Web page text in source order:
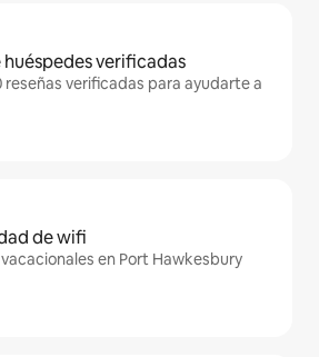
huéspedes verificadas
reseñas verificadas para ayudarte a
de wifi
en Port Hawkesbury